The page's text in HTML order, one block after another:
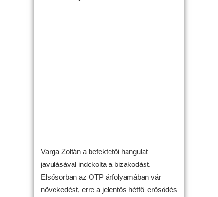
Varga Zoltán a befektetői hangulat
javulásával indokolta a bizakodást.
Elsősorban az OTP árfolyamában vár
növekedést, erre a jelentős hétfői erősödés